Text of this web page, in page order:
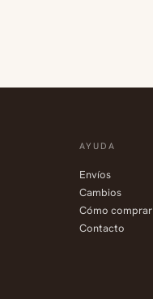
AYUDA
Envíos
Cambios
Cómo comprar
Contacto